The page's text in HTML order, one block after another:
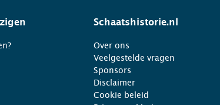
Schaatshistorie.nl
Over ons
Veelgestelde vragen
Sponsors
Disclaimer
Cookie beleid